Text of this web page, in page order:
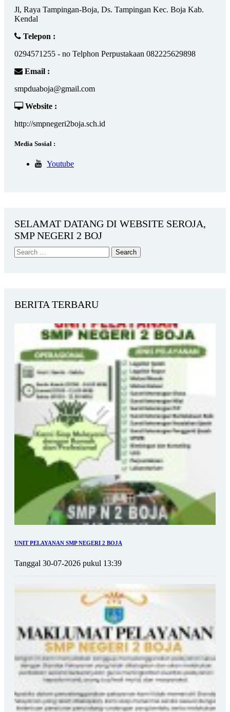
Jl, Raya Tampingan-Boja, Ds. Tampingan Kec. Boja Kab.
Kendal
Telepon :
0294571255 - no Telphon Perpustakaan 082225629898
Email :
smpduaboja@gmail.com
Website :
http://smpnegeri2boja.sch.id
Media Sosial :
Youtube
SELAMAT DATANG DI WEBSITE SEROJA,
SMP NEGERI 2 BOJ
BERITA TERBARU
UNIT PELAYANAN SMP NEGERI 2 BOJA
Tanggal 30-07-2026 pukul 13:39